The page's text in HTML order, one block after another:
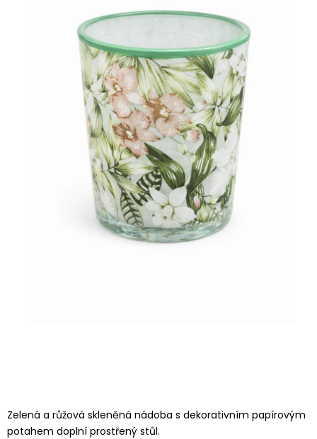
Zelená a růžová skleněná nádoba s dekorativním papírovým
potahem doplní prostřený stůl.